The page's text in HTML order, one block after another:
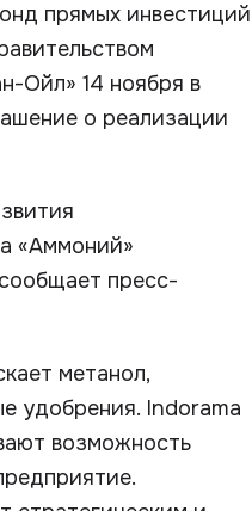
прямых инвестиций
Ойл» 14 ноября в
о реализации
«Аммоний»
пресс-
метанол,
удобрения. Indorama
возможность